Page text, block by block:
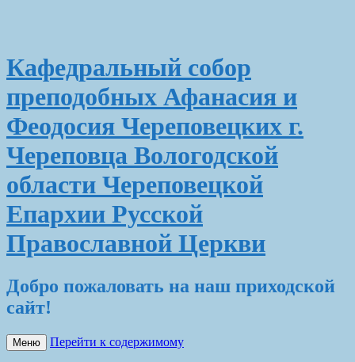
Кафедральный собор
преподобных Афанасия и
Феодосия Череповецких г.
Череповца Вологодской
области Череповецкой
Епархии Русской
Православной Церкви
Добро пожаловать на наш приходской
сайт!
Меню Перейти к содержимому